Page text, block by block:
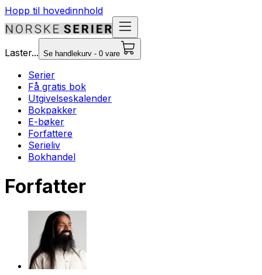
Hopp til hovedinnhold
Laster... Se handlekurv - 0 vare
Serier
Få gratis bok
Utgivelseskalender
Bokpakker
E-bøker
Forfattere
Serieliv
Bokhandel
Forfatter